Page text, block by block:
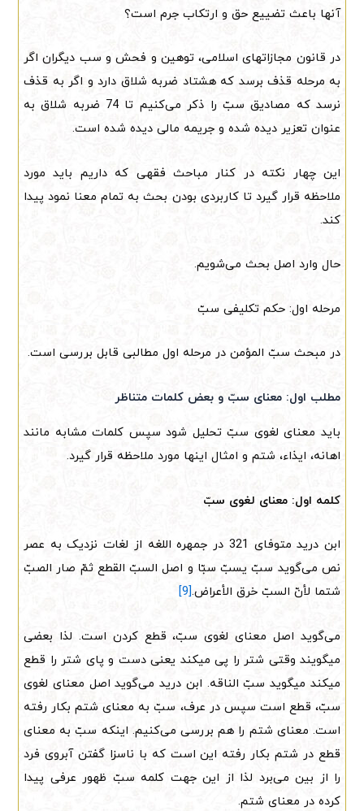
آنها باعث تضییع حق و ارتکاب جرم است؟
در قانون مجازاتهای اسلامی، توهین و فحش و سب دیگران اگر
به مرحله قذف برسد که هشتاد ضربه شلاق دارد و اگر به قذف
نرسد که مصادیق سبّ را ذکر می‌کنیم تا 74 ضربه شلاق به
عنوان تعزیر دیده شده و جریمه مالی دیده شده است.
این چهار نکته در کنار مباحث فقهی که داریم باید مورد
ملاحظه قرار گیرد تا کاربردی بودن بحث به تمام معنا نمود پیدا
کند.
حال وارد اصل بحث می‌شویم.
مرحله اول: حکم تکلیفی سبّ
در مبحث سبّ المؤمن در مرحله اول مطالبی قابل بررسی است.
مطلب اول: معنای سبّ و بعض کلمات متناظر
باید معنای لغوی سبّ تحلیل شود سپس کلمات مشابه مانند
اهانه، ایذاء، شتم و امثال اینها مورد ملاحظه قرار گیرد.
کلمه اول: معنای لغوی سبّ
ابن درید متوفای 321 در جمهره اللغه از لغات نزدیک به عصر
نص می‌گوید سبّ یسبّ سبّا و اصل السبّ القطع ثمّ صار الصبّ
شتما لأنّ السبّ خرق الأعراض.[9]
می‌گوید اصل معنای لغوی سبّ، قطع کردن است. لذا بعضی
میگویند وقتی شتر را پی میکند یعنی دست و پای شتر را قطع
میکند میگوید سبّ الناقه. ابن درید می‌گوید اصل معنای لغوی
سبّ، قطع است سپس در عرف، سبّ به معنای شتم بکار رفته
است. معنای شتم را هم بررسی می‌کنیم. اینکه سبّ به معنای
قطع در شتم بکار رفته این است که با ناسزا گفتن آبروی فرد
را از بین می‌برد لذا از این جهت کلمه سبّ ظهور عرفی پیدا
کرده در معنای شتم.